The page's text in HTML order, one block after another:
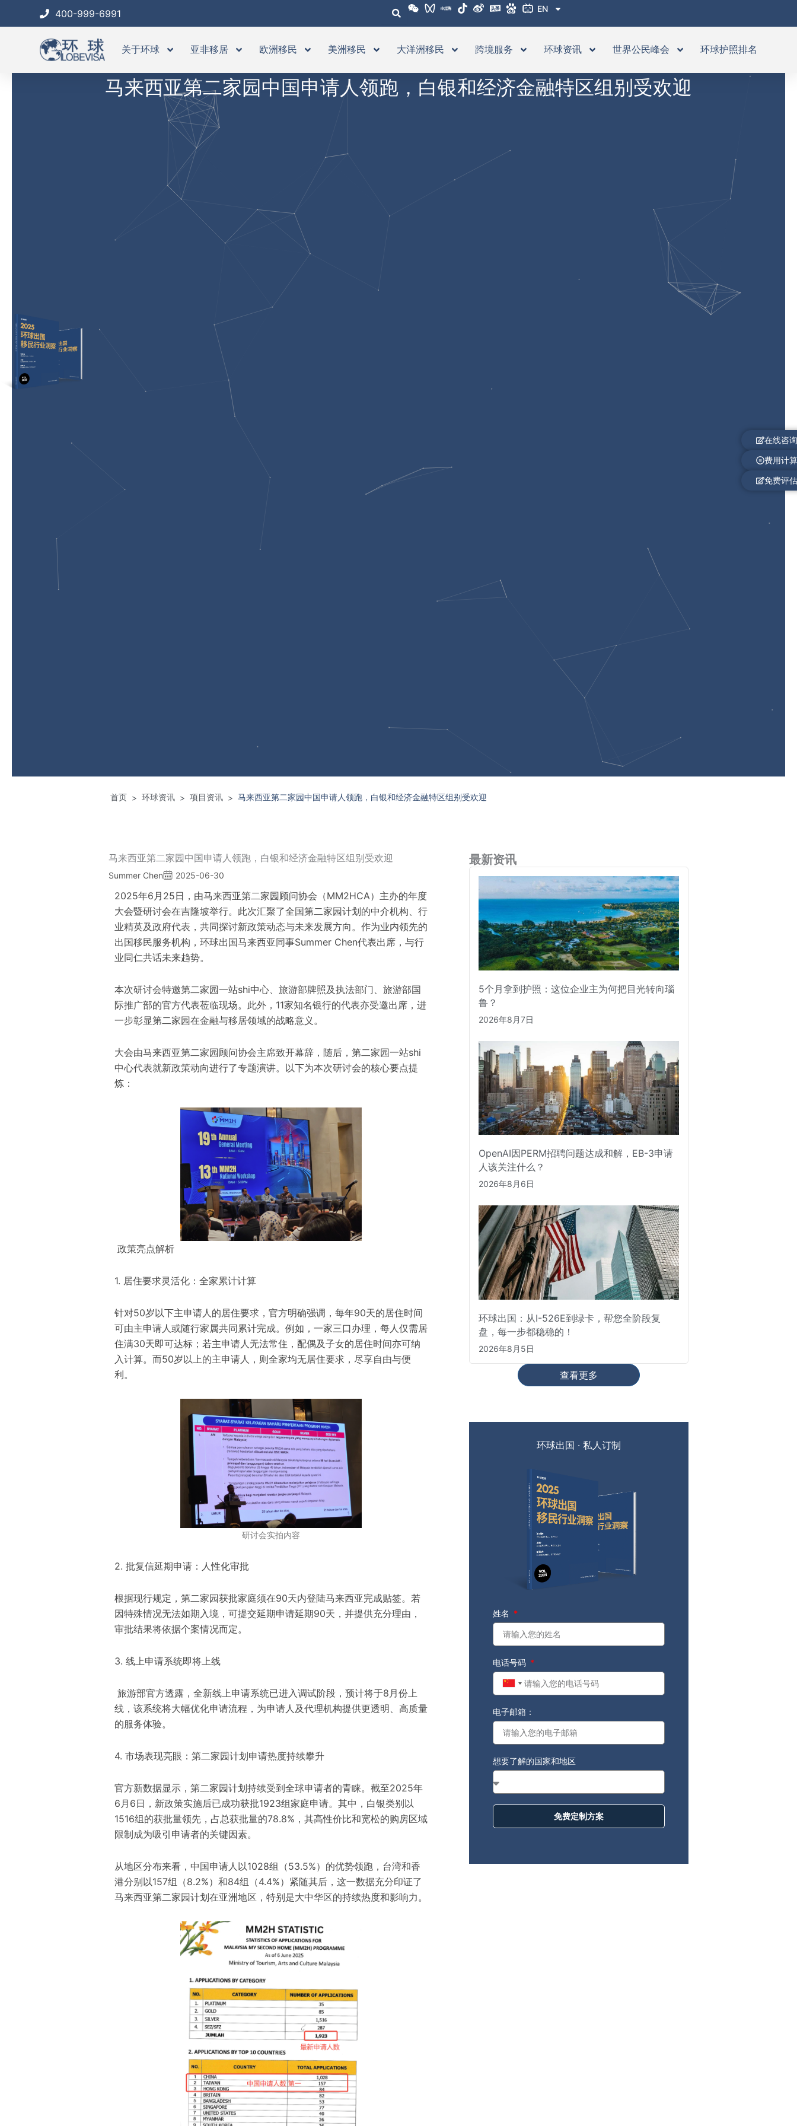
400-999-6991 EN
关于环球 亚非移居 欧洲移民 美洲移民 大洋洲移民 跨境服务 环球资讯 世界公民峰会 环球护照排名
马来西亚第二家园中国申请人领跑，白银和经济金融特区组别受欢迎
首页 > 环球资讯 > 项目资讯 > 马来西亚第二家园中国申请人领跑，白银和经济金融特区组别受欢迎
马来西亚第二家园中国申请人领跑，白银和经济金融特区组别受欢迎
Summer Chen 2025-06-30
2025年6月25日，由马来西亚第二家园顾问协会（MM2HCA）主办的年度
大会暨研讨会在吉隆坡举行。此次汇聚了全国第二家园计划的中介机构、行
业精英及政府代表，共同探讨新政策动态与未来发展方向。作为业内领先的
出国移民服务机构，环球出国马来西亚同事Summer Chen代表出席，与行
业同仁共话未来趋势。
本次研讨会特邀第二家园一站shi中心、旅游部牌照及执法部门、旅游部国
际推广部的官方代表莅临现场。此外，11家知名银行的代表亦受邀出席，进
一步彰显第二家园在金融与移居领域的战略意义。
大会由马来西亚第二家园顾问协会主席致开幕辞，随后，第二家园一站shi
中心代表就新政策动向进行了专题演讲。以下为本次研讨会的核心要点提
炼：
政策亮点解析
1. 居住要求灵活化：全家累计计算
针对50岁以下主申请人的居住要求，官方明确强调，每年90天的居住时间
可由主申请人或随行家属共同累计完成。例如，一家三口办理，每人仅需居
住满30天即可达标；若主申请人无法常住，配偶及子女的居住时间亦可纳
入计算。而50岁以上的主申请人，则全家均无居住要求，尽享自由与便
利。
研讨会实拍内容
2. 批复信延期申请：人性化审批
根据现行规定，第二家园获批家庭须在90天内登陆马来西亚完成贴签。若
因特殊情况无法如期入境，可提交延期申请延期90天，并提供充分理由，
审批结果将依据个案情况而定。
3. 线上申请系统即将上线
旅游部官方透露，全新线上申请系统已进入调试阶段，预计将于8月份上
线，该系统将大幅优化申请流程，为申请人及代理机构提供更透明、高质量
的服务体验。
4. 市场表现亮眼：第二家园计划申请热度持续攀升
官方新数据显示，第二家园计划持续受到全球申请者的青睐。截至2025年
6月6日，新政策实施后已成功获批1923组家庭申请。其中，白银类别以
1516组的获批量领先，占总获批量的78.8%，其高性价比和宽松的购房区域
限制成为吸引申请者的关键因素。
从地区分布来看，中国申请人以1028组（53.5%）的优势领跑，台湾和香
港分别以157组（8.2%）和84组（4.4%）紧随其后，这一数据充分印证了
马来西亚第二家园计划在亚洲地区，特别是大中华区的持续热度和影响力。
最新资讯
5个月拿到护照：这位企业主为何把目光转向瑙
鲁？
2026年8月7日
OpenAI因PERM招聘问题达成和解，EB-3申请
人该关注什么？
2026年8月6日
环球出国：从I-526E到绿卡，帮您全阶段复
盘，每一步都稳稳的！
2026年8月5日
查看更多
环球出国 · 私人订制
姓名
电话号码
China
电子邮箱：
想要了解的国家和地区
免费定制方案
在线咨询
费用计算
免费评估